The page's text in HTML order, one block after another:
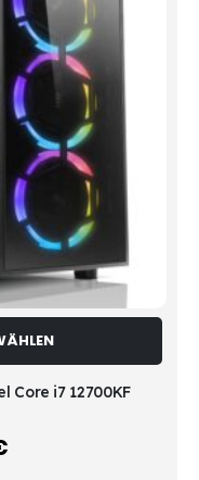
weist
Core i7 12700KF
–